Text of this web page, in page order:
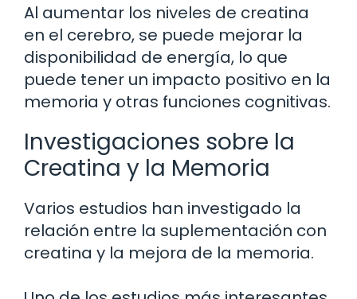
Al aumentar los niveles de creatina
en el cerebro, se puede mejorar la
disponibilidad de energía, lo que
puede tener un impacto positivo en la
memoria y otras funciones cognitivas.
Investigaciones sobre la
Creatina y la Memoria
Varios estudios han investigado la
relación entre la suplementación con
creatina y la mejora de la memoria.